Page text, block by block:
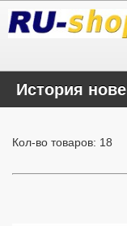
История
Кол-во товаров: 18